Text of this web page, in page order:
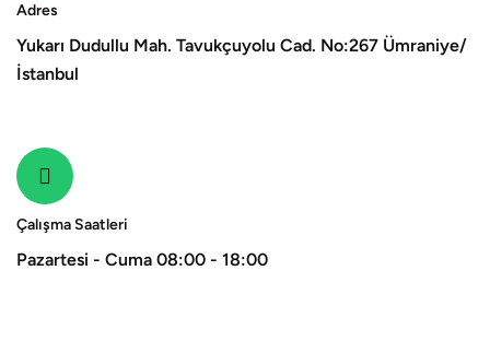
Adres
Yukarı Dudullu Mah. Tavukçuyolu Cad. No:267 Ümraniye/
İstanbul
Çalışma Saatleri
Pazartesi - Cuma 08:00 - 18:00